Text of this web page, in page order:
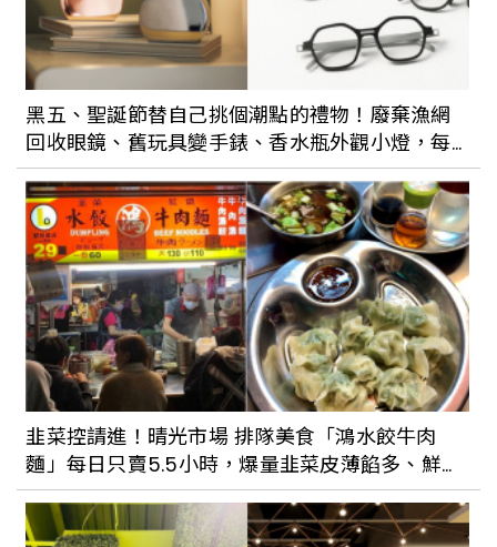
【世界旅宿搜查】最幸福的國度：不丹安
縵喀拉，用五處小屋探索幸福王國的五種
風情
離正常生活不遠了！邊境解封0+7 停看
聽，一次看懂指揮中心宣布的注意事項，
最晚這天開放國境
國外旅遊推薦再加1：純法系郵輪「龐洛郵
輪」來台開日本航線！房內使用愛馬仕備
品，預計2023年穿梭沖繩秘境航程，駛進
大阪
【世界旅宿搜查】住進以大航海時期為靈
感的飯店裡！葡萄牙風格旅宿 Torel 1884
將環球之旅收納進房間
黑五、聖誕節替自己挑個潮點的禮物！廢棄漁網
回收眼鏡、舊玩具變手錶、香水瓶外觀小燈，每
個都好好買
韭菜控請進！晴光市場 排隊美食「鴻水餃牛肉
麵」每日只賣5.5小時，爆量韭菜皮薄餡多、鮮嫩
多汁牛肉湯，保證一試成主顧